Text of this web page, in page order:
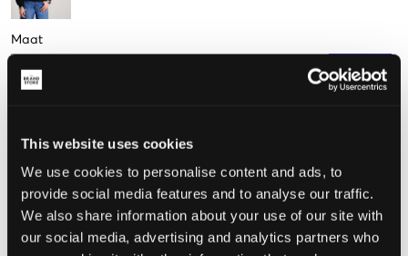
This website uses cookies
We use cookies to personalise content and ads, to
provide social media features and to analyse our traffic.
We also share information about your use of our site with
our social media, advertising and analytics partners who
Maat
134 cm 164 cm 176 cm
De maat lijkt
Te klein
MAATTABEL